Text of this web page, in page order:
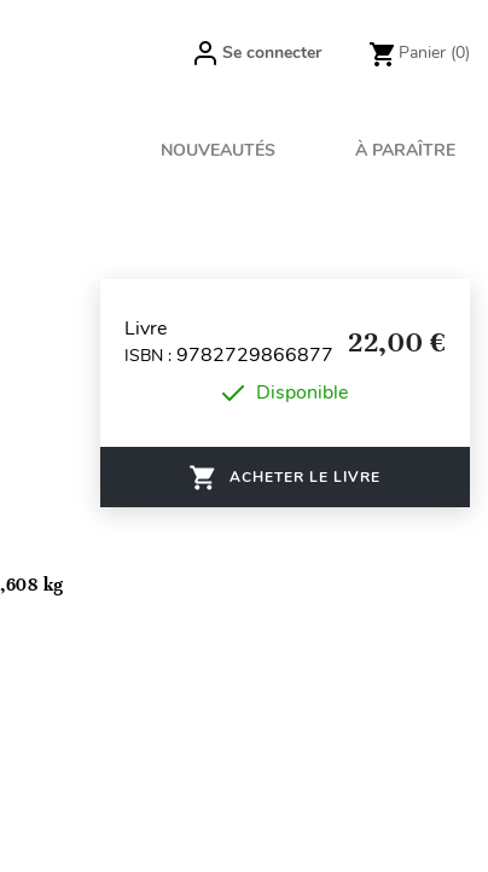
Se connecter Panier (0)
NOUVEAUTÉS À PARAÎTRE
kg
Livre
ISBN : 9782729866877 22,00 €
Disponible
ACHETER LE LIVRE